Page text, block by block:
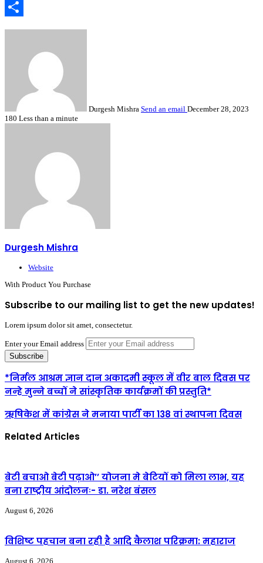
Email
Durgesh Mishra Send an email December 28, 2023
180 Less than a minute
Durgesh Mishra
Website
With Product You Purchase
Subscribe to our mailing list to get the new updates!
Lorem ipsum dolor sit amet, consectetur.
Enter your Email address
*निर्मल आश्रम ज्ञान दान अकादमी स्कूल में वीर बाल दिवस पर
नन्हे मुन्ने बच्चों ने सांस्कृतिक कार्यक्रमों की प्रस्तुति*
ऋषिकेश में कांग्रेस ने मनाया पार्टी का 138 वां स्थापना दिवस
Related Articles
बेटी बचाओ बेटी पढ़ाओ’’ योजना मे बेटियों को मिला लाभ, यह
बना राष्ट्रीय आंदोलनः- डा. नरेश बंसल
August 6, 2026
विशिष्ट पहचान बना रही है आदि कैलाश परिक्रमा: महाराज
August 6, 2026